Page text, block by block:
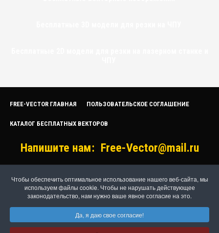
FREE-VECTOR ГЛАВНАЯ ПОЛЬЗОВАТЕЛЬСКОЕ СОГЛАШЕНИЕ
КАТАЛОГ БЕСПЛАТНЫХ ВЕКТОРОВ
Напишите нам: Free-Vector@mail.ru
Free Vector Free-Vector.RU download. ©2026 Перепечатка разрешается только
с активной ссылкой на наш сайт Free-Vector.RU. Все права защищены.
Privacy Policy
Чтобы обеспечить оптимальное использование нашего веб-сайта, мы
используем файлы cookie. Чтобы не нарушать действующее
законодательство, нам нужно ваше явное согласие на это.
Да, я даю свое согласие!